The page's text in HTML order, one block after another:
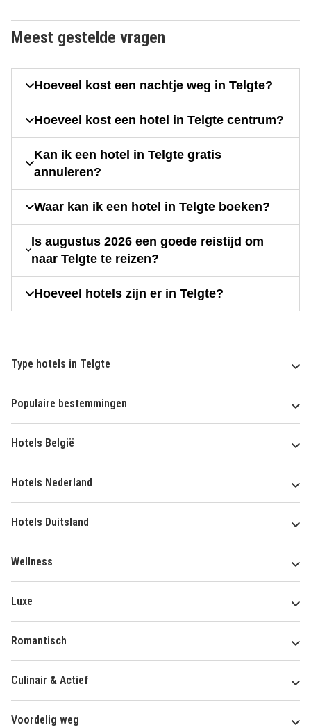
Meest gestelde vragen
Hoeveel kost een nachtje weg in Telgte?
Hoeveel kost een hotel in Telgte centrum?
Kan ik een hotel in Telgte gratis
annuleren?
Waar kan ik een hotel in Telgte boeken?
Is augustus 2026 een goede reistijd om
naar Telgte te reizen?
Hoeveel hotels zijn er in Telgte?
Type hotels in Telgte
Populaire bestemmingen
Hotels België
Hotels Nederland
Hotels Duitsland
Wellness
Luxe
Romantisch
Culinair & Actief
Voordelig weg